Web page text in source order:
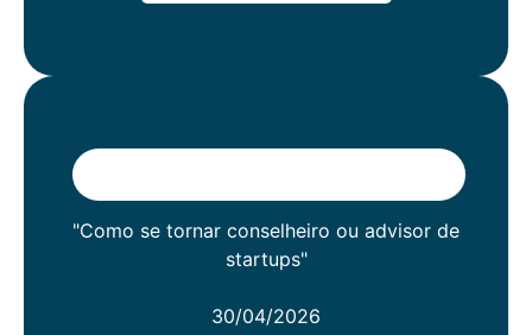
"Como se tornar conselheiro ou advisor de
startups"
30/04/2026